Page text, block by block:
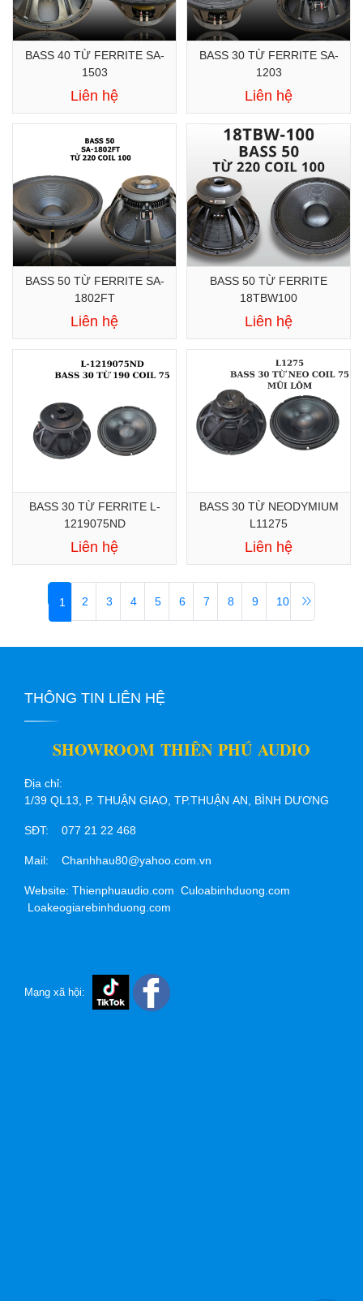
BASS 40 TỪ FERRITE SA-
1503
Liên hệ
BASS 30 TỪ FERRITE SA-
1203
Liên hệ
BASS 50 TỪ FERRITE SA-
1802FT
Liên hệ
BASS 50 TỪ FERRITE
18TBW100
Liên hệ
BASS 30 TỪ FERRITE L-
1219075ND
Liên hệ
BASS 30 TỪ NEODYMIUM
L11275
Liên hệ
1 2 3 4 5 6 7 8 9 10
THÔNG TIN LIÊN HỆ
SHOWROOM THIÊN PHÚ AUDIO
Địa chỉ:
1/39 QL13, P. THUẬN GIAO, TP.THUẬN AN, BÌNH DƯƠNG
SĐT: 077 21 22 468
Mail: Chanhhau80@yahoo.com.vn
Website: Thienphuaudio.com Culoabinhduong.com
Loakeogiarebinhduong.com
Mạng xã hội: